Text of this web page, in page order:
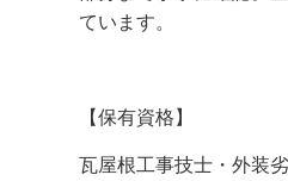
ています。
【保有資格】
瓦屋根工事技士・外装